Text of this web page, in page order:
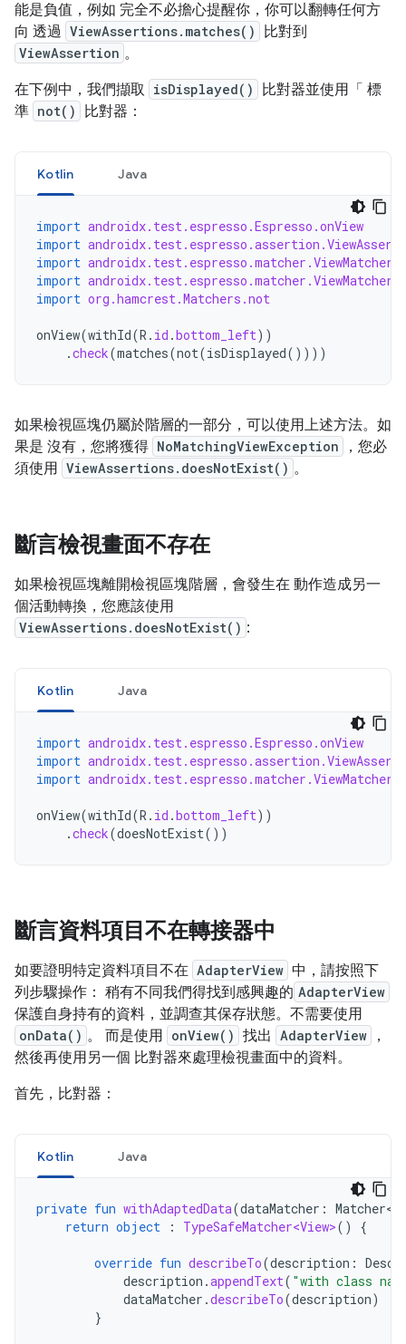
能是負值，例如 完全不必擔心提醒你，你可以翻轉任何方
向 透過 ViewAssertions.matches() 比對到
ViewAssertion 。
在下例中，我們擷取 isDisplayed()
比對器並使用「 標
準 not() 比對器：
Kotlin Java
import androidx.test.espresso.Espresso.onView
import
import
import
import org.hamcrest.Matchers.not
onView(withId(R . id .bottom_left))
.check(matches(not(isDisplayed())))
如果檢視區塊仍屬於階層的一部分，可以使用上述方法。如
果是 沒有，您將獲得 NoMatchingViewException
，您必
須使用 ViewAssertions.doesNotExist() 。
斷言檢視畫面不存在
如果檢視區塊離開檢視區塊階層，會發生在 動作造成另一
個活動轉換，您應該使用
ViewAssertions.doesNotExist() :
Kotlin Java
import androidx.test.espresso.Espresso.onView
import
import
onView(withId(R . id .bottom_left))
.check(doesNotExist())
斷言資料項目不在轉接器中
如要證明特定資料項目不在 AdapterView 中，請按照下
列步驟操作： 稍有不同我們得找到感興趣的 AdapterView
保護自身持有的資料，並調查其保存狀態。不需要使用
onData() 。 而是使用 onView() 找出 AdapterView
，
然後再使用另一個 比對器來處理檢視畫面中的資料。
首先，比對器：
Kotlin Java
private fun withAdaptedData(dataMatcher :
return object : TypeSafeMatcher<View>() {
override fun describeTo(description :
description .appendText( "with class
dataMatcher .describeTo(description)
}